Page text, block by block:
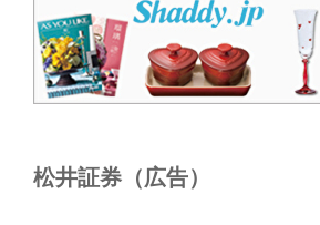
松井証券（広告）